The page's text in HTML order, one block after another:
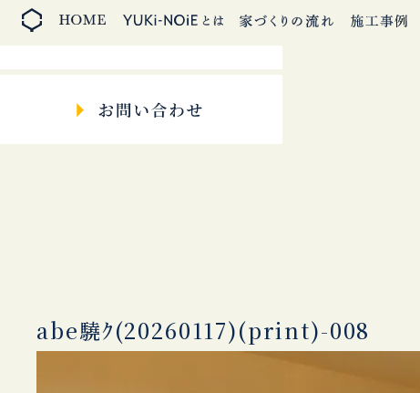
abe驍ｸ(20260117)(print)-008